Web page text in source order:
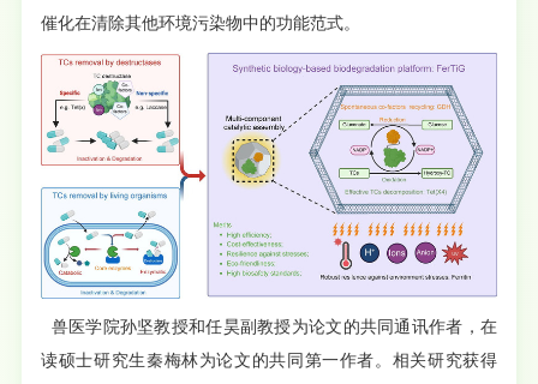
催化在清除其他环境污染物中的功能范式。
兽医学院孙坚教授和任昊副教授为论文的共同通讯作者，在
读硕士研究生秦梅林为论文的共同第一作者。相关研究获得